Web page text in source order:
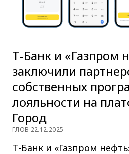
Т-Банк и «Газпром
заключили
собственных
лояльности на
Город
ГЛОВ 22.12.2025
Т-Банк и «Газпром